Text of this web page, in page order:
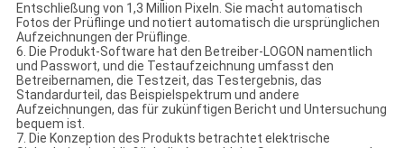
Entschließung von 1,3 Million Pixeln. Sie macht automatisch
Fotos der Prüflinge und notiert automatisch die ursprünglichen
Aufzeichnungen der Prüflinge.
6. Die Produkt-Software hat den Betreiber-LOGON namentlich
und Passwort, und die Testaufzeichnung umfasst den
Betreibernamen, die Testzeit, das Testergebnis, das
Standardurteil, das Beispielspektrum und andere
Aufzeichnungen, das für zukünftigen Bericht und Untersuchung
bequem ist.
7. Die Konzeption des Produkts betrachtet elektrische